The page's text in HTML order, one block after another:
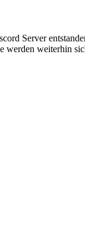
Server
weiterhin